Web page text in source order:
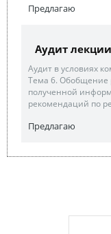
Предлагаю
Аудит лекции
Аудит в условиях
Тема 6. Обобщение
полученной
рекомендаций по
Предлагаю